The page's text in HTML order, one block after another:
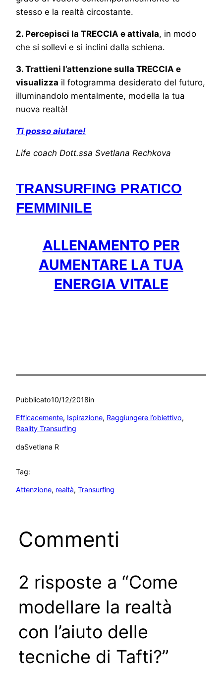
stesso e la realtà circostante.
2. Percepisci la TRECCIA e attivala, in modo
che si sollevi e si inclini dalla schiena.
3. Trattieni l’attenzione sulla TRECCIA e
visualizza il fotogramma desiderato del futuro,
illuminandolo mentalmente, modella la tua
nuova realtà!
Ti posso aiutare!
Life coach Dott.ssa Svetlana Rechkova
TRANSURFING PRATICO
FEMMINILE
ALLENAMENTO PER
AUMENTARE LA TUA
ENERGIA VITALE
Pubblicato10/12/2018in
Efficacemente, Ispirazione, Raggiungere l’obiettivo
Reality Transurfing
daSvetlana R
Tag:
Attenzione, realtà, Transurfing
Commenti
2 risposte a “Come
modellare la realtà
con l’aiuto delle
tecniche di Tafti?”